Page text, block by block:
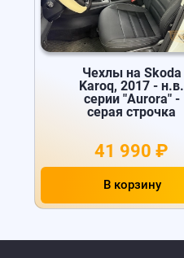
Чехлы на Skoda
Karoq, 2017 - н.в.
серии "Aurora" -
серая строчка
41 990 ₽
В корзину